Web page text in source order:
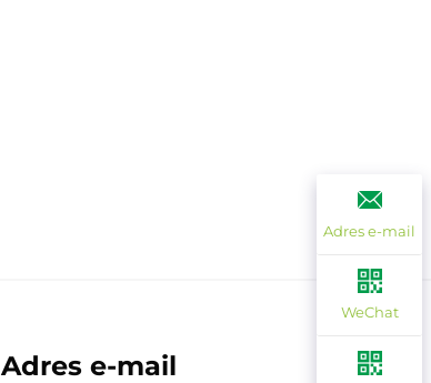
Adres e-mail
WeChat
Adres e-mail